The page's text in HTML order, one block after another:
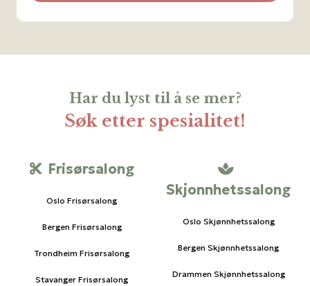
Har du lyst til å se mer?
Søk etter spesialitet!
Frisørsalong
Oslo Frisørsalong
Bergen Frisørsalong
Trondheim Frisørsalong
Stavanger Frisørsalong
Skjonnhetssalong
Oslo Skjønnhetssalong
Bergen Skjønnhetssalong
Drammen Skjønnhetssalong